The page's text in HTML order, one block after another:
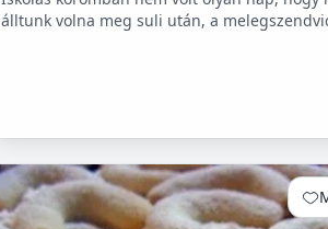
álltunk volna meg suli után, a